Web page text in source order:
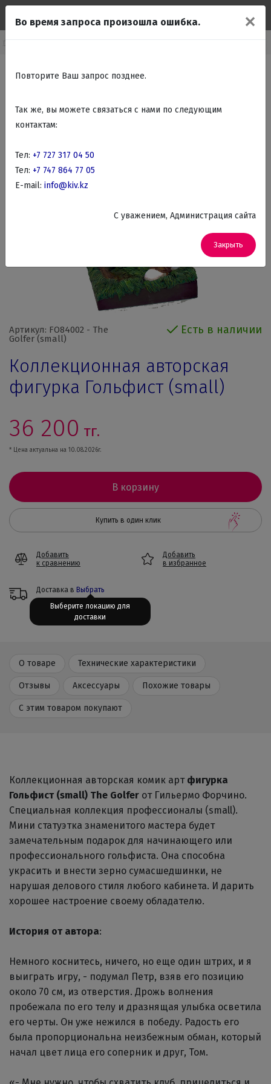
Артикул: FO84002 - The
Golfer (small)
Есть в наличии
Коллекционная авторская
фигурка Гольфист (small)
36 200 тг.
* Цена актуальна на 10.08.2026г.
В корзину
Купить в один клик
Добавить
к сравнению
Добавить
в избранное
Доставка в Выбрать
О товаре Технические характеристики
Отзывы Аксессуары Похожие товары
С этим товаром покупают
Коллекционная авторская комик арт фигурка
Гольфист (small) The Golfer от Гильермо Форчино.
Специальная коллекция профессионалы (small).
Мини статуэтка знаменитого мастера будет
замечательным подарок для начинающего или
профессионального гольфиста. Она способна
украсить и внести зерно сумасшедшинки, не
нарушая делового стиля любого кабинета. И дарить
хорошее настроение своему обладателю.
История от автора:
Немного коснитесь, ничего, но еще один штрих, и я
выиграть игру, - подумал Петр, взяв его позицию
около 70 см, из отверстия. Дрожь волнения
пробежала по его телу и дразнящая улыбка осветила
его черты. Он уже нежился в победу. Радость его
была пропорциональна неизбежным обман, который
начал цвет лица его соперник и друг, Том.
✕
Во время запроса произошла ошибка.
Повторите Ваш запрос позднее.
Так же, вы можете связаться с нами по следующим
контактам:
Тел: +7 727 317 04 50
Тел: +7 747 864 77 05
E-mail: info@kiv.kz
C уважением, Администрация сайта
Закрыть
Выберите локацию для
доставки